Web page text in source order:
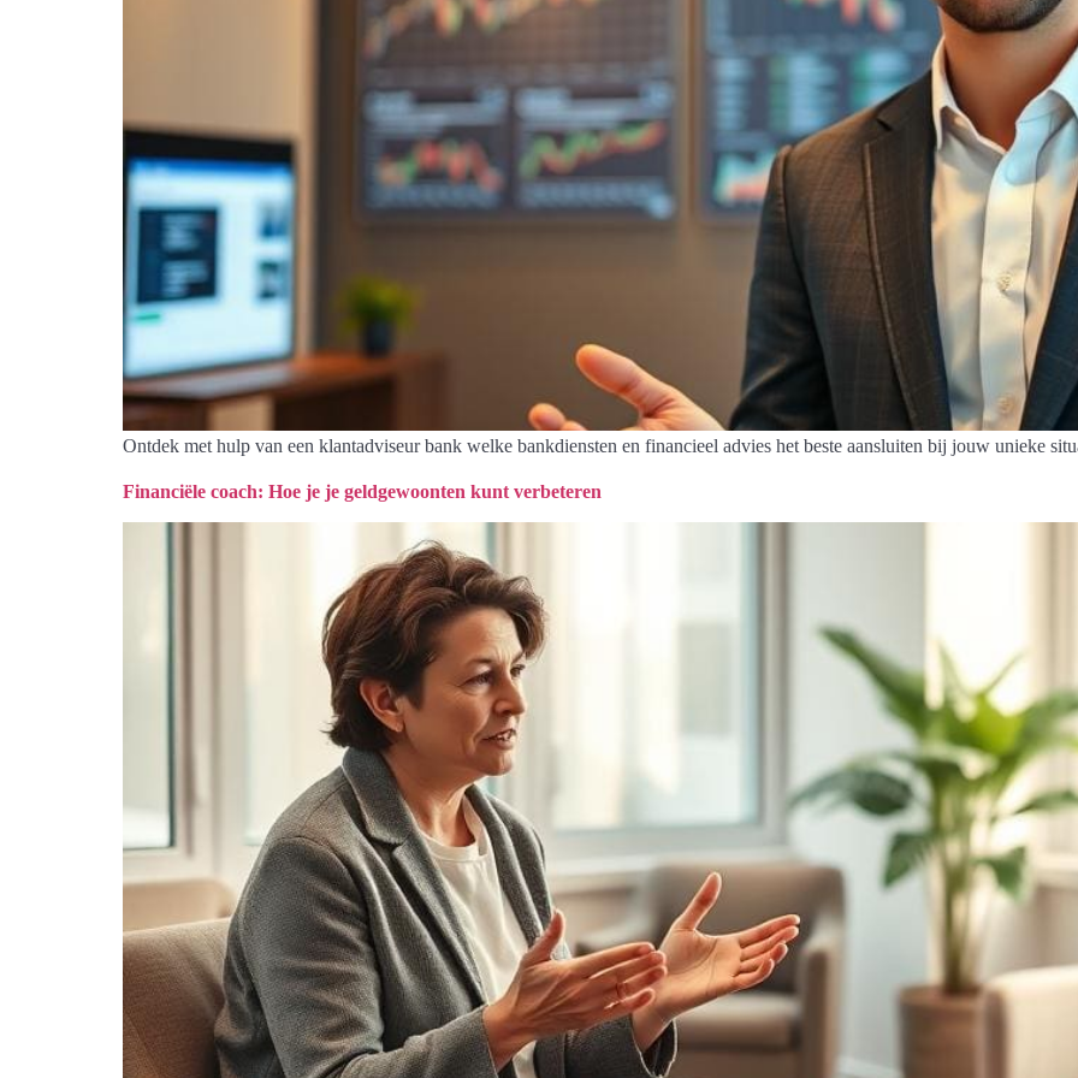
Ontdek met hulp van een klantadviseur bank welke bankdiensten en financieel advies het beste aansluiten bij jouw unieke
Financiële coach: Hoe je je geldgewoonten kunt verbeteren